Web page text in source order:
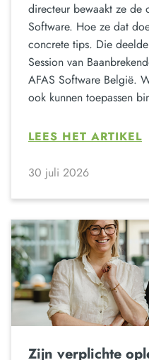
directeur bewaakt ze de
Software. Hoe ze dat
concrete tips. Die
Session van
AFAS Software België.
ook kunnen toepassen
LEES HET ARTIKEL
30 juli 2026
Zijn verplichte